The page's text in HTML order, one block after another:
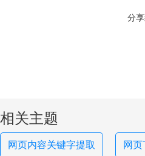
分享
相关主题
网页内容关键字提取 网